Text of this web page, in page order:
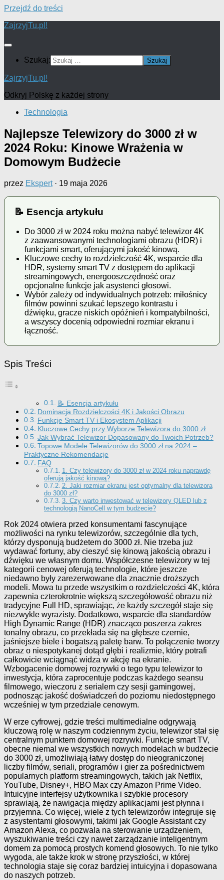
Przejdź do treści
ZajrzyjTu.pl!
Szukaj:
ZajrzyjTu.pl!
Odkryj Polskę z każdej strony
Technologia
Najlepsze Telewizory do 3000 zł w
2024 Roku: Kinowe Wrażenia w
Domowym Budżecie
przez Ekspert· 19 maja 2026
📝 Esencja artykułu
Do 3000 zł w 2024 roku można nabyć telewizor 4K
z zaawansowanymi technologiami obrazu (HDR) i
funkcjami smart, oferującymi jakość kinową.
Kluczowe cechy to rozdzielczość 4K, wsparcie dla
HDR, systemy smart TV z dostępem do aplikacji
streamingowych, energooszczędność oraz
opcjonalne funkcje jak asystenci głosowi.
Wybór zależy od indywidualnych potrzeb: miłośnicy
filmów powinni szukać lepszego kontrastu i
dźwięku, gracze niskich opóźnień i kompatybilności,
a wszyscy docenią odpowiedni rozmiar ekranu i
łączność.
Spis Treści
📝 Esencja artykułu
Dominacja Rozdzielczości 4K i Jakości Obrazu
Funkcje Smart TV i Ekosystem Aplikacji
Kluczowe Cechy przy Wyborze Telewizora do 3000 zł
Jak Wybrać Telewizor Dopasowany do Twoich Potrzeb?
Topowe Modele Telewizorów do 3000 zł na 2024 –
Praktyczne Rekomendacje
FAQ
1. Czy telewizory do 3000 zł w 2024 roku naprawdę
oferują jakość kinową?
2. Jaki rozmiar ekranu jest optymalny dla telewizora
do 3000 zł?
3. Czy warto inwestować w telewizory QLED lub z
technologią NanoCell w tym budżecie?
Rok 2024 otwiera przed konsumentami fascynujące
możliwości na rynku telewizorów, szczególnie dla tych,
którzy dysponują budżetem do 3000 zł. Nie trzeba już
wydawać fortuny, aby cieszyć się kinową jakością obrazu i
dźwięku we własnym domu. Współczesne telewizory w tej
kategorii cenowej oferują technologie, które jeszcze
niedawno były zarezerwowane dla znacznie droższych
modeli. Mowa tu przede wszystkim o rozdzielczości 4K, która
zapewnia czterokrotnie większą szczegółowość obrazu niż
tradycyjne Full HD, sprawiając, że każdy szczegół staje się
niezwykle wyrazisty. Dodatkowo, wsparcie dla standardów
High Dynamic Range (HDR) znacząco poszerza zakres
tonalny obrazu, co przekłada się na głębsze czernie,
jaśniejsze biele i bogatszą paletę barw. To połączenie tworzy
obraz o niespotykanej dotąd głębi i realizmie, który potrafi
całkowicie wciągnąć widza w akcję na ekranie.
Wzbogacenie domowej rozrywki o tego typu telewizor to
inwestycja, która zaprocentuje podczas każdego seansu
filmowego, wieczoru z serialem czy sesji gamingowej,
podnosząc jakość doświadczeń do poziomu niedostępnego
wcześniej w tym przedziale cenowym.
W erze cyfrowej, gdzie treści multimedialne odgrywają
kluczową rolę w naszym codziennym życiu, telewizor stał się
centralnym punktem domowej rozrywki. Funkcje smart TV,
obecne niemal we wszystkich nowych modelach w budżecie
do 3000 zł, umożliwiają łatwy dostęp do nieograniczonej
liczby filmów, seriali, programów i gier za pośrednictwem
popularnych platform streamingowych, takich jak Netflix,
YouTube, Disney+, HBO Max czy Amazon Prime Video.
Intuicyjne interfejsy użytkownika i szybkie procesory
sprawiają, że nawigacja między aplikacjami jest płynna i
przyjemna. Co więcej, wiele z tych telewizorów integruje się
z asystentami głosowymi, takimi jak Google Assistant czy
Amazon Alexa, co pozwala na sterowanie urządzeniem,
wyszukiwanie treści czy nawet zarządzanie inteligentnym
domem za pomocą prostych komend głosowych. To nie tylko
wygoda, ale także krok w stronę przyszłości, w której
technologia staje się coraz bardziej intuicyjna i dopasowana
do naszych potrzeb.